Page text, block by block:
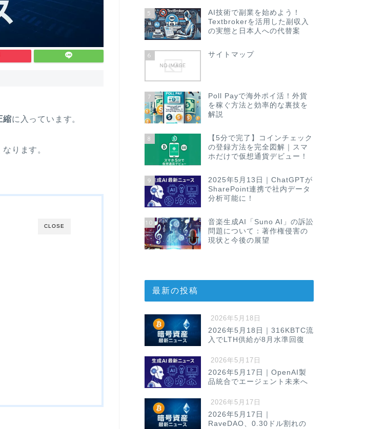
縮に入っています。
ります。
CLOSE
5
AI技術で副業を始めよう！
Textbrokerを活用した副収入
の実態と日本人への代替案
6 サイトマップ
7
Poll Payで海外ポイ活！外貨
を稼ぐ方法と効率的な裏技を
解説
8
【5分で完了】コインチェック
の登録方法を完全図解｜スマ
ホだけで仮想通貨デビュー！
9
2025年5月13日｜ChatGPTが
SharePoint連携で社内データ
分析可能に！
10
音楽生成AI「Suno AI」の訴訟
問題について：著作権侵害の
現状と今後の展望
最新の投稿
2026年5月18日
2026年5月18日｜316KBTC流
入でLTH供給が8月水準回復
2026年5月17日
2026年5月17日｜OpenAI製
品統合でエージェント未来へ
2026年5月17日
2026年5月17日｜
RaveDAO、0.30ドル割れの